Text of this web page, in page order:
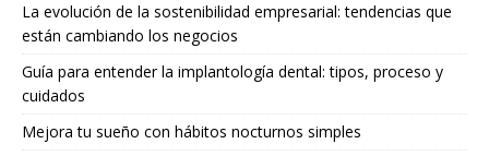
La evolución de la sostenibilidad empresarial: tendencias que
están cambiando los negocios
Guía para entender la implantología dental: tipos, proceso y
cuidados
Mejora tu sueño con hábitos nocturnos simples